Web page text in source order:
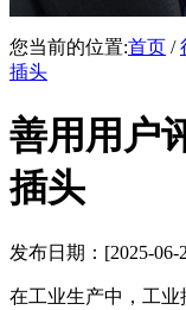
您当前的位置:首页 /
插头
善用用户
插头
发布日期：[2025-
在工业生产中，工